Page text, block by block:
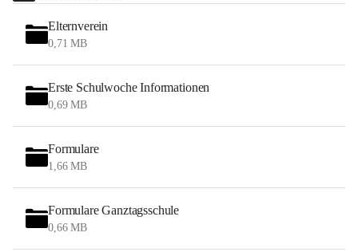
Elternverein
0,71 MB
Erste Schulwoche Informationen
0,69 MB
Formulare
1,66 MB
Formulare Ganztagsschule
0,66 MB